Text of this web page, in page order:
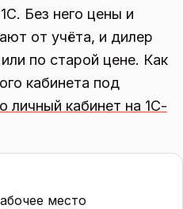
Без него цены и
от учёта, и дилер
по старой цене. Как
кабинета под
личный кабинет на 1С-
место